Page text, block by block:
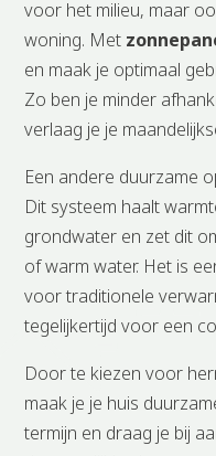
voor het milieu, maar
woning. Met
en maak je optimaal
Zo ben je minder
verlaag je je
Een andere duurzame
Dit systeem haalt
grondwater en zet dit
of warm water. Het is
voor traditionele
tegelijkertijd voor een
Door te kiezen voor
maak je je huis
termijn en draag je bij